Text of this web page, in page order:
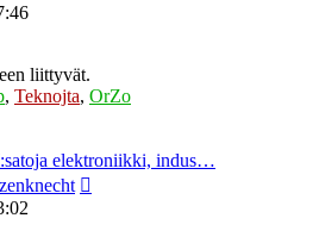
liittyvät.
, Teknojta, OrZo
elektroniikki, indus…